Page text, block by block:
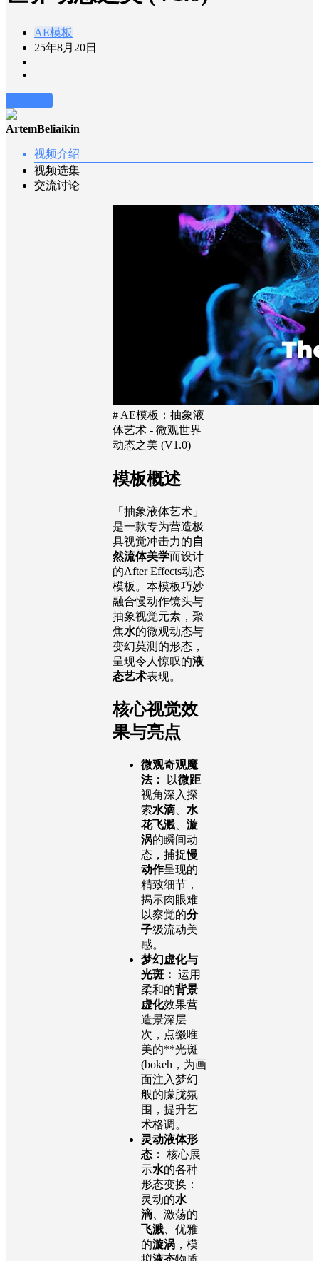
AE模板
25年8月20日
ArtemBeliaikin
视频介绍
视频选集
交流讨论
# AE模板：抽象液
体艺术 - 微观世界
动态之美 (V1.0)
模板概述
「抽象液体艺术」
是一款专为营造极
具视觉冲击力的自
然流体美学而设计
的After Effects动态
模板。本模板巧妙
融合慢动作镜头与
抽象视觉元素，聚
焦水的微观动态与
变幻莫测的形态，
呈现令人惊叹的液
态艺术表现。
核心视觉效
果与亮点
微观奇观魔
法：
以微距
视角深入探
索水滴
水
花飞溅
漩
涡的瞬间动
态，捕捉慢
动作呈现的
精致细节，
揭示肉眼难
以察觉的分
子级流动美
感。
梦幻虚化与
光斑： 运用
柔和的背景
虚化效果营
造景深层
次，点缀唯
美的**光斑
(bokeh，为画
面注入梦幻
般的朦胧氛
围，提升艺
术格调。
灵动液体形
态： 核心展
示水的各种
形态变换：
灵动的水
滴 、激荡的
飞溅 、优雅
的漩涡 ，模